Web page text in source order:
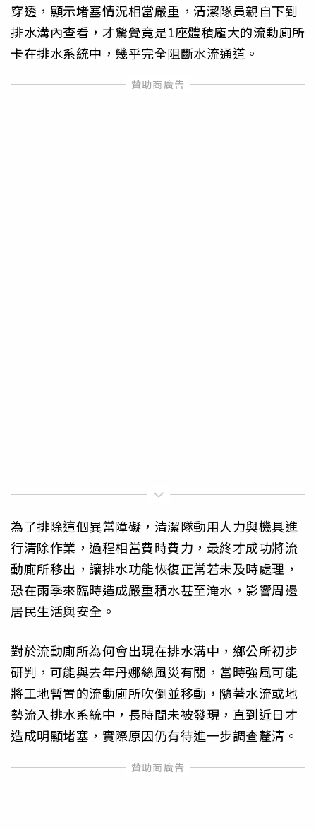
穿透，顯示堵塞情況相當嚴重，清潔隊員親自下到
排水溝內查看，才驚覺竟是1座體積龐大的流動廁所
卡在排水系統中，幾乎完全阻斷水流通道。
為了排除這個異常障礙，清潔隊動用人力與機具進
行清除作業，過程相當費時費力，最終才成功將流
動廁所移出，讓排水功能恢復正常若未及時處理，
恐在雨季來臨時造成嚴重積水甚至淹水，影響周邊
居民生活與安全。
對於流動廁所為何會出現在排水溝中，鄉公所初步
研判，可能與去年丹娜絲風災有關，當時強風可能
將工地暫置的流動廁所吹倒並移動，隨著水流或地
勢流入排水系統中，長時間未被發現，直到近日才
造成明顯堵塞，實際原因仍有待進一步調查釐清。